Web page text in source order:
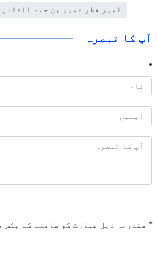
امیر قطر تمیم بن حمد الثانی
آپ کا تبصرہ
* مندرجہ ذیل عبارت کو سامنے کے بکس